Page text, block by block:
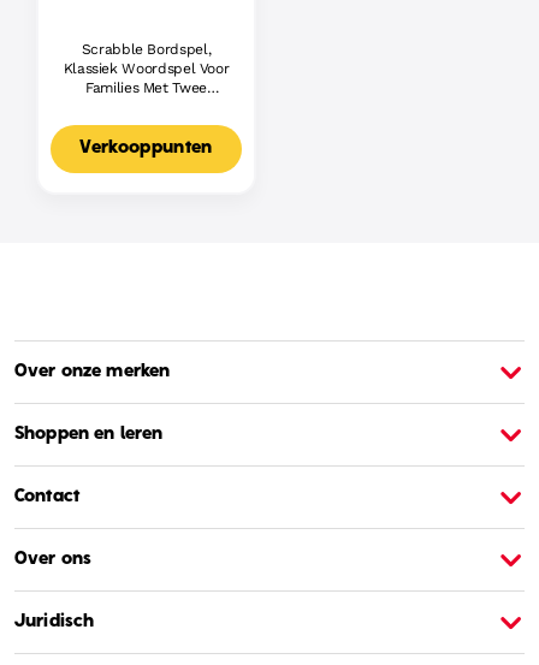
Scrabble Bordspel,
Klassiek Woordspel Voor
Families Met Twee
Voor 2-4 Spelers,
Nederlandse Editie
Verkooppunten
Over onze merken
Shoppen en leren
Contact
Over ons
Juridisch